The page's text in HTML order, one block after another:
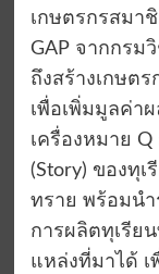
เกษตรกรสมา
GAP จากกรม
ถึงสร้างเกษต
เพื่อเพิ่มมูลค่า
เครื่องหมาย
(Story) ของทุ
ทราย พร้อมนำ
การผลิตทุเรีย
แหล่งที่มาได้ เ